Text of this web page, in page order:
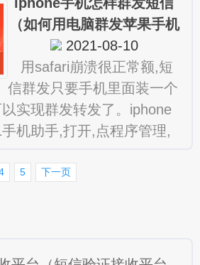
信的
（如何用电脑群发苹果手机
短信）
2021-08-10
用safari崩溃很正常额,短
信群发只要手机里面装一个
实现群发转发了。iphone
机助手,打开,点程序管理,
5 下一页